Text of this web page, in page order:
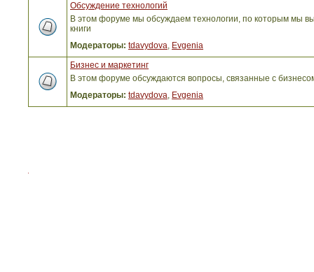
Обсуждение технологий
В этом форуме мы обсуждаем технологии, по которым мы
книги
Модераторы: tdavydova, Evgenia
Бизнес и маркетинг
В этом форуме обсуждаются вопросы, связанные с
Модераторы: tdavydova, Evgenia